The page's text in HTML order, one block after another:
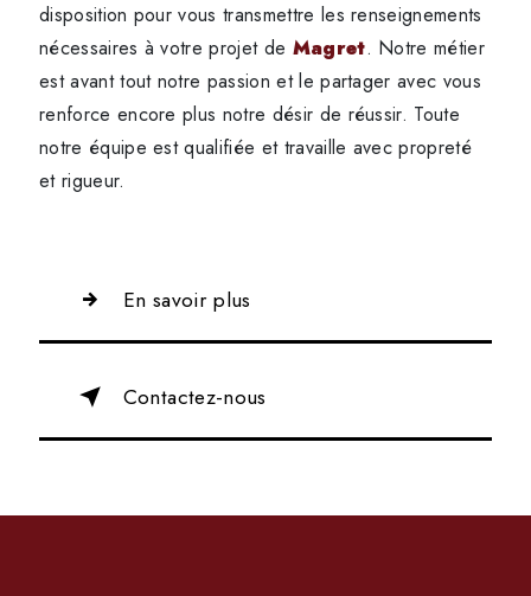
disposition pour vous transmettre les renseignements
nécessaires à votre projet de Magret. Notre métier
est avant tout notre passion et le partager avec vous
renforce encore plus notre désir de réussir. Toute
notre équipe est qualifiée et travaille avec propreté
et rigueur.
En savoir plus
Contactez-nous